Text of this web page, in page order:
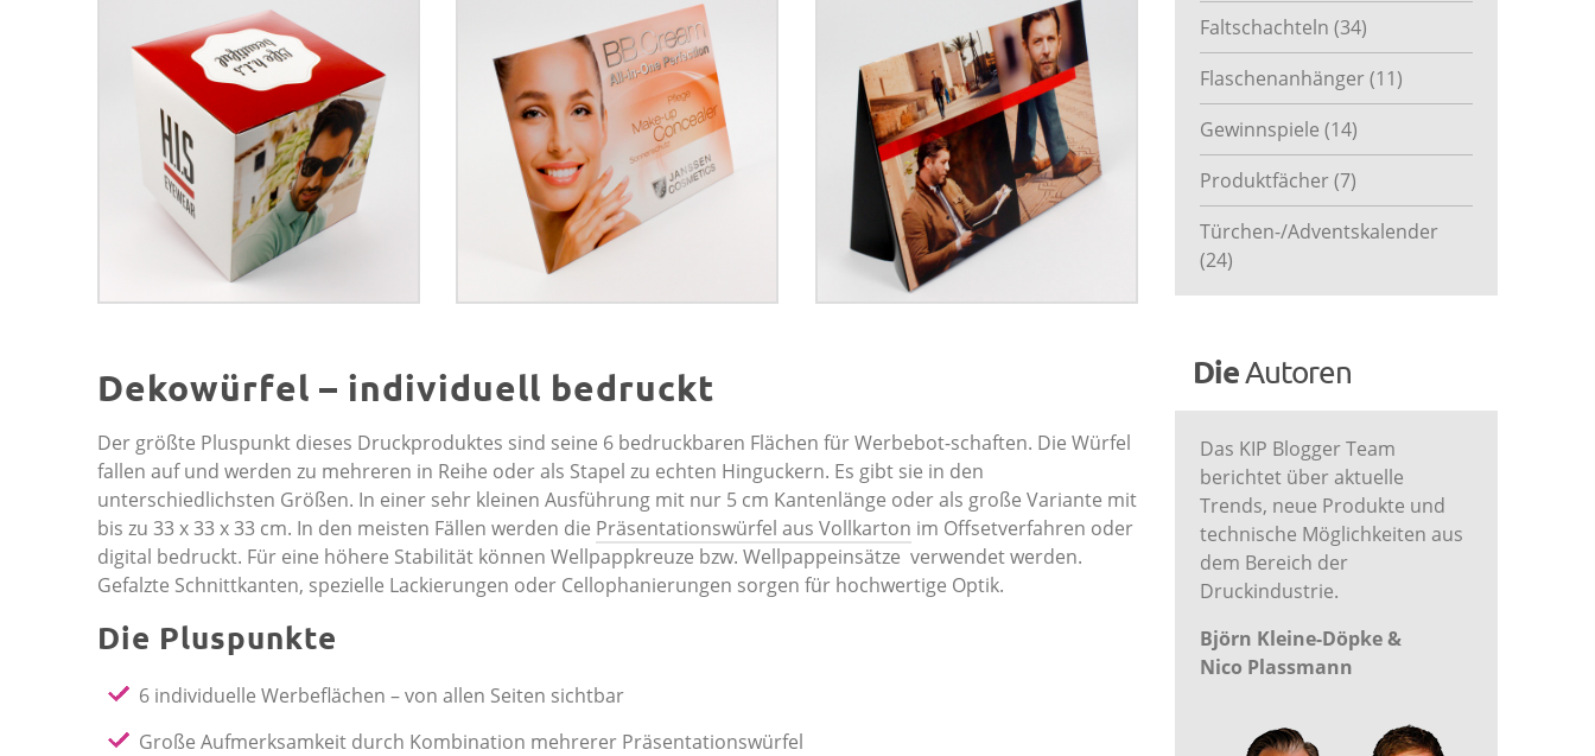
Dekowürfel – individuell bedruckt
Der größte Pluspunkt dieses Druckproduktes sind seine 6 bedruckbaren Flächen für Werbebot-schaften. Die Würfel
fallen auf und werden zu mehreren in Reihe oder als Stapel zu echten Hinguckern. Es gibt sie in den
unterschiedlichsten Größen. In einer sehr kleinen Ausführung mit nur 5 cm Kantenlänge oder als große Variante mit
bis zu 33 x 33 x 33 cm. In den meisten Fällen werden die Präsentationswürfel aus Vollkarton im Offsetverfahren oder
digital bedruckt. Für eine höhere Stabilität können Wellpappkreuze bzw. Wellpappeinsätze verwendet werden.
Gefalzte Schnittkanten, spezielle Lackierungen oder Cellophanierungen sorgen für hochwertige Optik.
Die Pluspunkte
6 individuelle Werbeflächen – von allen Seiten sichtbar
Große Aufmerksamkeit durch Kombination mehrerer Präsentationswürfel
Faltschachteln (34)
Flaschenanhänger(11)
Gewinnspiele (14)
Produktfächer(7)
Türchen-/Adventskalender
(24)
DieAutoren
Das KIP Blogger Team
berichtet über aktuelle
Trends, neue Produkte und
technische Möglichkeiten aus
dem Bereich der
Druckindustrie.
Björn Kleine-Döpke &
Nico Plassmann